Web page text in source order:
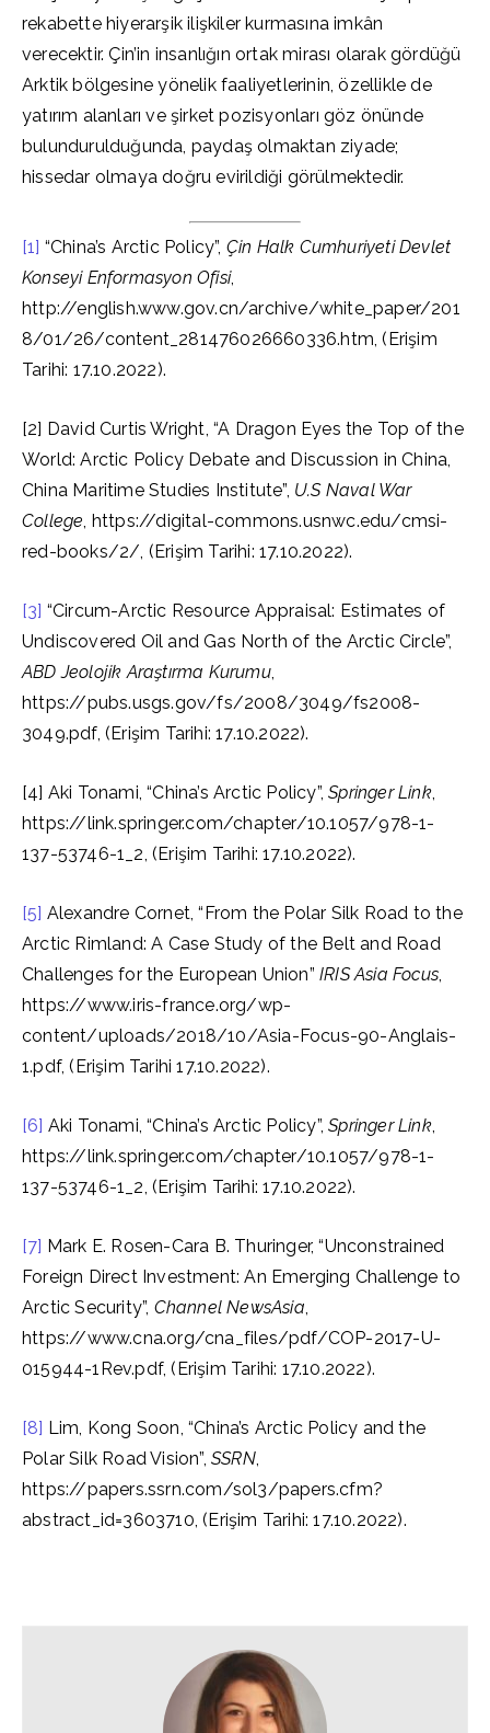
rekabette hiyerarşik ilişkiler kurmasına imkân
verecektir. Çin’in insanlığın ortak mirası olarak gördüğü
Arktik bölgesine yönelik faaliyetlerinin, özellikle de
yatırım alanları ve şirket pozisyonları göz önünde
bulundurulduğunda, paydaş olmaktan ziyade;
hissedar olmaya doğru evirildiği görülmektedir.
[1] “China’s Arctic Policy”, Çin Halk Cumhuriyeti Devlet
Konseyi Enformasyon Ofisi,
http://english.www.gov.cn/archive/white_paper/201
8/01/26/content_281476026660336.htm, (Erişim
Tarihi: 17.10.2022).
[2] David Curtis Wright, “A Dragon Eyes the Top of the
World: Arctic Policy Debate and Discussion in China,
China Maritime Studies Institute”, U.S Naval War
College, https://digital-commons.usnwc.edu/cmsi-
red-books/2/, (Erişim Tarihi: 17.10.2022).
[3] “Circum-Arctic Resource Appraisal: Estimates of
Undiscovered Oil and Gas North of the Arctic Circle”,
ABD Jeolojik Araştırma Kurumu,
https://pubs.usgs.gov/fs/2008/3049/fs2008-
3049.pdf, (Erişim Tarihi: 17.10.2022).
[4] Aki Tonami, “China’s Arctic Policy”,Springer Link,
https://link.springer.com/chapter/10.1057/978-1-
137-53746-1_2, (Erişim Tarihi: 17.10.2022).
[5] Alexandre Cornet, “From the Polar Silk Road to the
Arctic Rimland: A Case Study of the Belt and Road
Challenges for the European Union” IRIS Asia Focus,
https://www.iris-france.org/wp-
content/uploads/2018/10/Asia-Focus-90-Anglais-
1.pdf, (Erişim Tarihi 17.10.2022).
[6] Aki Tonami, “China’s Arctic Policy”,Springer Link,
https://link.springer.com/chapter/10.1057/978-1-
137-53746-1_2, (Erişim Tarihi: 17.10.2022).
[7] Mark E. Rosen-Cara B. Thuringer, “Unconstrained
Foreign Direct Investment: An Emerging Challenge to
Arctic Security”, Channel NewsAsia,
https://www.cna.org/cna_files/pdf/COP-2017-U-
015944-1Rev.pdf, (Erişim Tarihi: 17.10.2022).
[8] Lim, Kong Soon, “China’s Arctic Policy and the
Polar Silk Road Vision”, SSRN,
https://papers.ssrn.com/sol3/papers.cfm?
abstract_id=3603710, (Erişim Tarihi: 17.10.2022).